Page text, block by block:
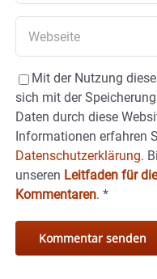
Mit der Nutzung
sich mit der
Daten durch diese
Informationen erfahren
Datenschutzerklärung.
unseren Leitfaden für
Kommentaren. *